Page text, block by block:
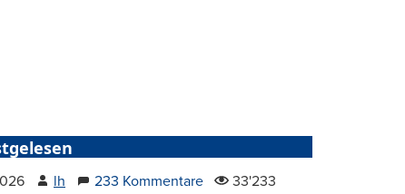
lh 233 Kommentare 33'233